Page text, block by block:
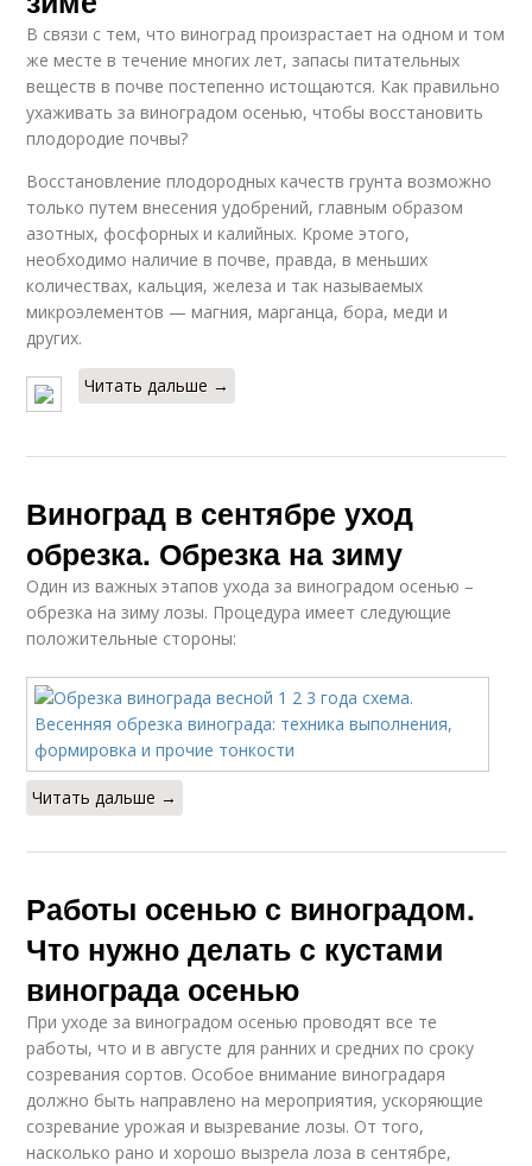
В связи с тем, что виноград произрастает на одном и том
же месте в течение многих лет, запасы питательных
веществ в почве постепенно истощаются. Как правильно
ухаживать за виноградом осенью, чтобы восстановить
плодородие почвы?
Восстановление плодородных качеств грунта возможно
только путем внесения удобрений, главным образом
азотных, фосфорных и калийных. Кроме этого,
необходимо наличие в почве, правда, в меньших
количествах, кальция, железа и так называемых
микроэлементов — магния, марганца, бора, меди и
других.
Читать дальше →
Виноград в сентябре уход
обрезка. Обрезка на зиму
Один из важных этапов ухода за виноградом осенью –
обрезка на зиму лозы. Процедура имеет следующие
положительные стороны:
Читать дальше →
Работы осенью с виноградом.
Что нужно делать с кустами
винограда осенью
При уходе за виноградом осенью проводят все те
работы, что и в августе для ранних и средних по сроку
созревания сортов. Особое внимание виноградаря
должно быть направлено на мероприятия, ускоряющие
созревание урожая и вызревание лозы. От того,
насколько рано и хорошо вызрела лоза в сентябре,